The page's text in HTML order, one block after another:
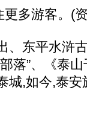
多游客。(
东平水浒
落”、《泰
城,如今,泰